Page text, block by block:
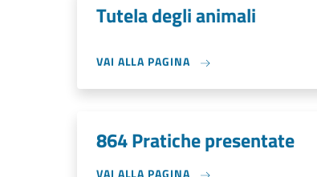
Tutela degli animali
VAI ALLA PAGINA
864 Pratiche presentate
VAI ALLA PAGINA